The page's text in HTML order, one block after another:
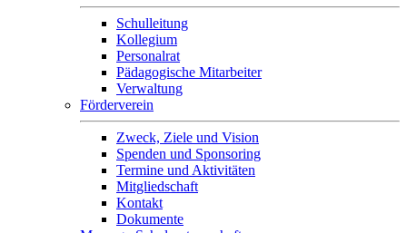
Schulleitung
Kollegium
Personalrat
Pädagogische Mitarbeiter
Verwaltung
Förderverein
Zweck, Ziele und Vision
Spenden und Sponsoring
Termine und Aktivitäten
Mitgliedschaft
Kontakt
Dokumente